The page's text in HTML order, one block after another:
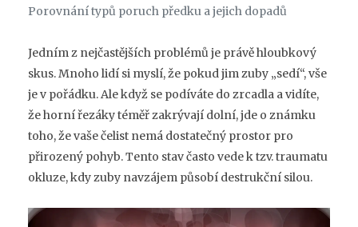
Porovnání typů poruch předku a jejich dopadů
Jedním z nejčastějších problémů je právě hloubkový
skus. Mnoho lidí si myslí, že pokud jim zuby „sedí“, vše
je v pořádku. Ale když se podíváte do zrcadla a vidíte,
že horní řezáky téměř zakrývají dolní, jde o známku
toho, že vaše čelist nemá dostatečný prostor pro
přirozený pohyb. Tento stav často vede k tzv. traumatu
okluze, kdy zuby navzájem působí destrukční silou.